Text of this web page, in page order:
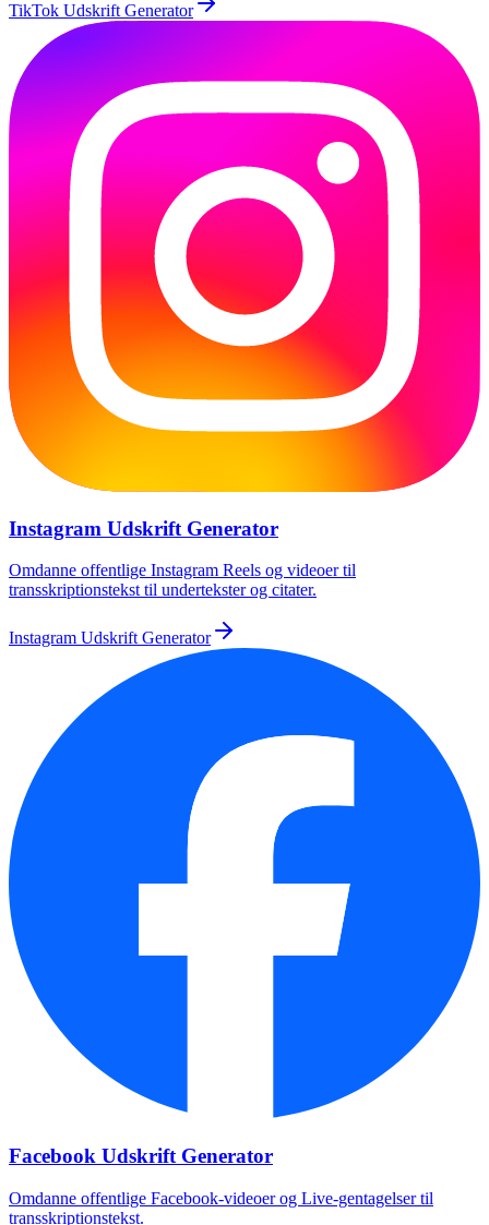
TikTok Udskrift Generator
Instagram Udskrift Generator
Omdanne offentlige Instagram Reels og videoer til
transskriptionstekst til undertekster og citater.
Instagram Udskrift Generator
Facebook Udskrift Generator
Omdanne offentlige Facebook-videoer og Live-gentagelser til
transskriptionstekst.